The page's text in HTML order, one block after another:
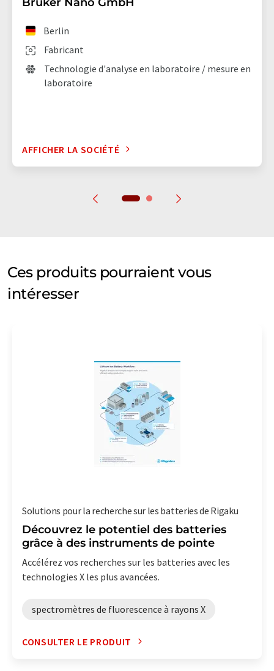
Fabricant
Berlin
Technologie d'analyse en laboratoire / mesure en
laboratoire
AFFICHER LA SOCIÉTÉ
Ces produits pourraient vous
intéresser
Solutions pour la recherche sur les batteries de Rigaku
Découvrez le potentiel des batteries
grâce à des instruments de pointe
Accélérez vos recherches sur les batteries avec les
technologies X les plus avancées.
spectromètres de fluorescence à rayons X
CONSULTER LE PRODUIT